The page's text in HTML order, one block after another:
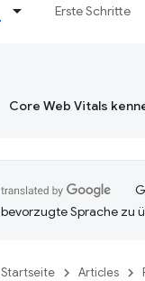
Erste Schritte
Core Web Vitals
bevorzugte Sprache zu
Startseite Articles